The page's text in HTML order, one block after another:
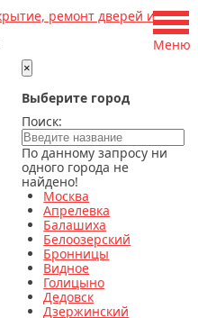
×
Выберите город
Поиск:
По данному запросу ни
одного города не
найдено!
Москва
Апрелевка
Балашиха
Белоозерский
Бронницы
Видное
Голицыно
Дедовск
Дзержинский
Меню